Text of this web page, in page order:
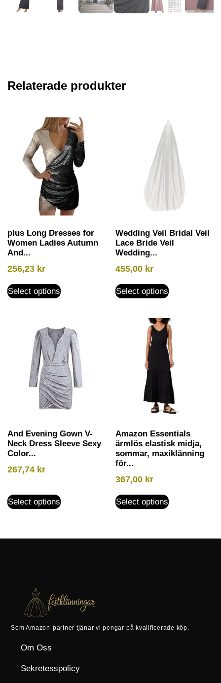
Relaterade produkter
plus Long Dresses for
Women Ladies Autumn
And...
256,23 kr
Select options
Wedding Veil Bridal Veil
Lace Bride Veil
Wedding...
455,00 kr
Select options
And Evening Gown V-
Neck Dress Sleeve Sexy
Color...
267,74 kr
Select options
Amazon Essentials
ärmlös elastisk midja,
sommar, maxiklänning
för...
367,00 kr
Select options
Som Amazon-partner tjänar vi pengar på kvalificerade köp.
Om Oss
Sekretesspolicy